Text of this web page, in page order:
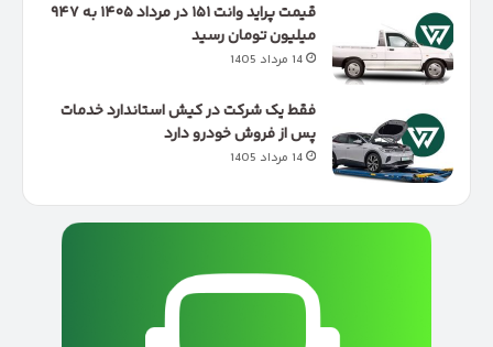
قیمت پراید وانت ۱۵۱ در مرداد ۱۴۰۵ به ۹۴۷
میلیون تومان رسید
14 مرداد 1405
فقط یک شرکت در کیش استاندارد خدمات
پس از فروش خودرو دارد
14 مرداد 1405